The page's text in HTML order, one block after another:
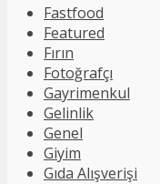
Fastfood
Featured
Fırın
Fotoğrafçı
Gayrimenkul
Gelinlik
Genel
Giyim
Gıda Alışverişi